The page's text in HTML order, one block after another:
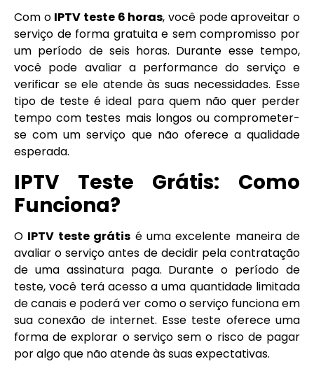
Com o IPTV teste 6 horas, você pode aproveitar o
serviço de forma gratuita e sem compromisso por
um período de seis horas. Durante esse tempo,
você pode avaliar a performance do serviço e
verificar se ele atende às suas necessidades. Esse
tipo de teste é ideal para quem não quer perder
tempo com testes mais longos ou comprometer-
se com um serviço que não oferece a qualidade
esperada.
IPTV Teste Grátis: Como
Funciona?
O IPTV teste grátis é uma excelente maneira de
avaliar o serviço antes de decidir pela contratação
de uma assinatura paga. Durante o período de
teste, você terá acesso a uma quantidade limitada
de canais e poderá ver como o serviço funciona em
sua conexão de internet. Esse teste oferece uma
forma de explorar o serviço sem o risco de pagar
por algo que não atende às suas expectativas.